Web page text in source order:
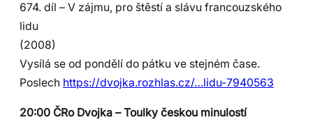
674. díl – V zájmu, pro štěstí a slávu francouzského
lidu
(2008)
Vysílá se od pondělí do pátku ve stejném čase.
Poslech https://dvojka.rozhlas.cz/…lidu-7940563
20:00 ČRo Dvojka – Toulky českou minulostí